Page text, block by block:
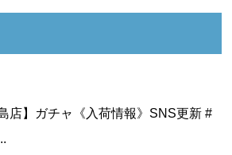
島店】ガチャ《入荷情報》SNS更新 #